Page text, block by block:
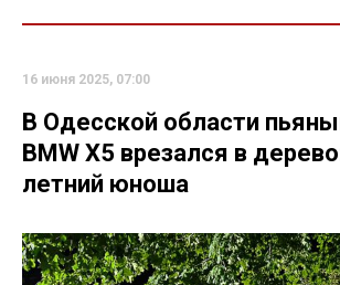
16 июня 2025, 07:00
В Одесской области
BMW Х5 врезался в
летний юноша